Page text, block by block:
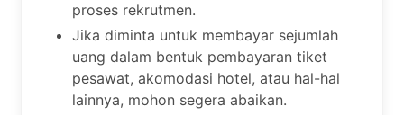
proses rekrutmen.
Jika diminta untuk membayar sejumlah
uang dalam bentuk pembayaran tiket
pesawat, akomodasi hotel, atau hal-hal
lainnya, mohon segera abaikan.